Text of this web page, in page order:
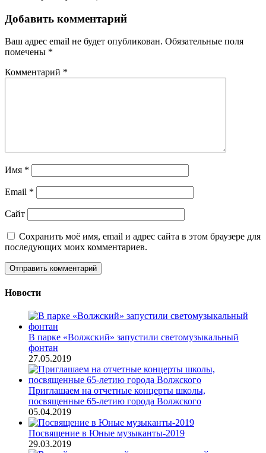
Добавить комментарий
Ваш адрес email не будет опубликован. Обязательные поля
помечены *
Комментарий *
Имя *
Email *
Сайт
Сохранить моё имя, email и адрес сайта в этом браузере для
последующих моих комментариев.
Новости
В парке «Волжский» запустили светомузыкальный
фонтан
27.05.2019
Приглашаем на отчетные концерты школы,
посвященные 65-летию города Волжского
05.04.2019
Посвящение в Юные музыканты-2019
29.03.2019